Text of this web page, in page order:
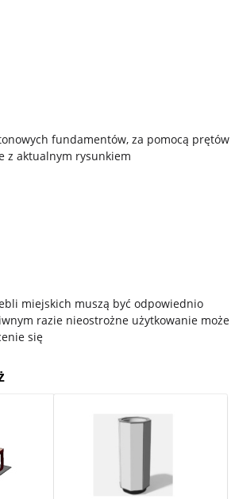
fundamentów, za pomocą prętów
z aktualnym rysunkiem
miejskich muszą być odpowiednio
razie nieostrożne użytkowanie może
się